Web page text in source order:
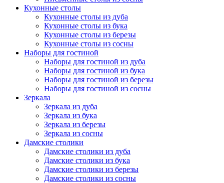
Кухонные столы
Кухонные столы из дуба
Кухонные столы из бука
Кухонные столы из березы
Кухонные столы из сосны
Наборы для гостиной
Наборы для гостиной из дуба
Наборы для гостиной из бука
Наборы для гостиной из березы
Наборы для гостиной из сосны
Зеркала
Зеркала из дуба
Зеркала из бука
Зеркала из березы
Зеркала из сосны
Дамские столики
Дамские столики из дуба
Дамские столики из бука
Дамские столики из березы
Дамские столики из сосны